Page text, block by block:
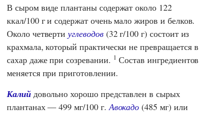
В сыром виде плантаны содержат около 122
ккал/100 г и содержат очень мало жиров и белков.
Около четвертиуглеводов(32 г/100 г) состоит из
крахмала, который практически не превращается в
сахар даже при созревании. 1 Состав ингредиентов
меняется при приготовлении.
Калийдовольно хорошо представлен в сырых
плантанах — 499 мг/100 г. Авокадо (485 мг) или